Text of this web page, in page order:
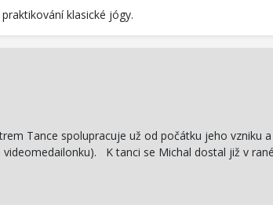
klasické jógy.
Tance spolupracuje už od počátku jeho vzniku
K tanci se Michal dostal již v